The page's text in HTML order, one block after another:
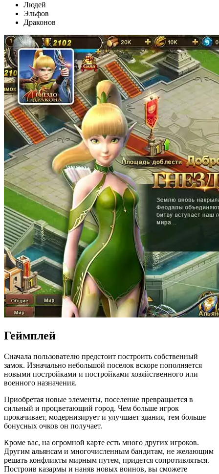
Людей
Эльфов
Драконов
Геймплей
Сначала пользователю предстоит построить собственный
замок. Изначально небольшой поселок вскоре пополняется
новыми постройками и постройками хозяйственного или
военного назначения.
Приобретая новые элементы, поселение превращается в
сильный и процветающий город. Чем больше игрок
прокачивает, модернизирует и улучшает здания, тем больше
бонусных очков он получает.
Кроме вас, на огромной карте есть много других игроков.
Другим альянсам и многочисленным бандитам, не желающим
решать конфликты мирным путем, придется сопротивляться.
Построив казармы и наняв новых воинов, вы сможете